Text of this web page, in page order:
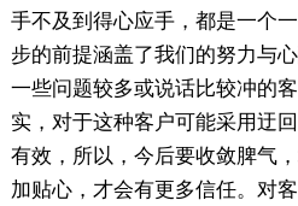
手不及到得心应手，都是一个
步的前提涵盖了我们的努力与
一些问题较多或说话比较冲的
实，对于这种客户可能采用迂
有效，所以，今后要收敛脾气
加贴心，才会有更多信任。对